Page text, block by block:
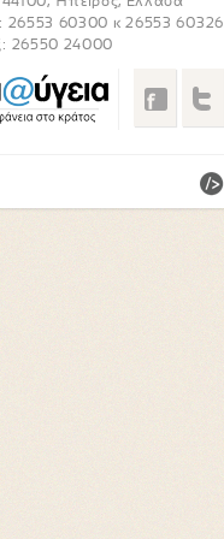
26553 60300 κ 26553 60326
26550 24000